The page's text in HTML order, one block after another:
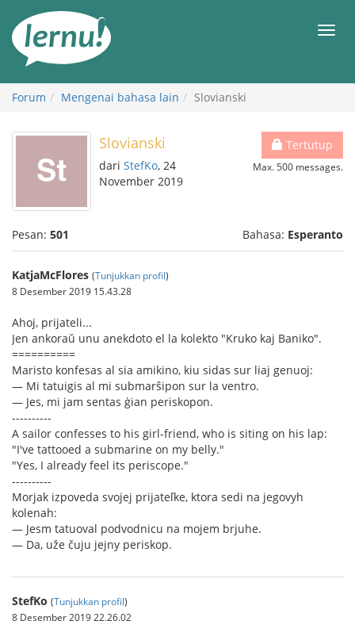
daftar
Forum Mengenai bahasa lain Slovianski
Tertutup
Max. 500 messages.
Slovianski
dari StefKo, 24
November 2019
Pesan: 501 Bahasa: Esperanto
KatjaMcFlores (Tunjukkan profil)
8 Desember 2019 15.43.28
Ahoj, prijateli...
Jen ankoraŭ unu anekdoto el la kolekto "Kruko kaj Baniko".
==========
Maristo konfesas al sia amikino, kiu sidas sur liaj genuoj:
— Mi tatuigis al mi submarŝipon sur la ventro.
— Jes, mi jam sentas ġian periskopon.
----------
A sailor confesses to his girl-friend, who is siting on his lap:
"I've tattooed a submarine on my belly."
"Yes, I already feel its periscope."
----------
Morjak izpoveda svojej prijateľke, ktora sedi na jegovyh
kolenah:
— Jesm tatuoval podvodnicu na mojem brjuhe.
— Da, uže čuju jejny periskop.
StefKo (Tunjukkan profil)
8 Desember 2019 22.26.02